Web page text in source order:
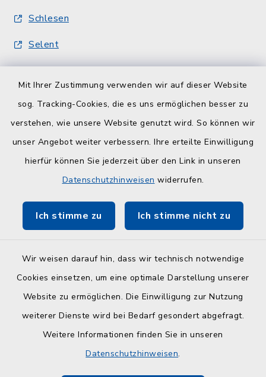
Mit Ihrer Zustimmung verwenden wir auf dieser Website
sog. Tracking-Cookies, die es uns ermöglichen besser zu
verstehen, wie unsere Website genutzt wird. So können wir
unser Angebot weiter verbessern. Ihre erteilte Einwilligung
hierfür können Sie jederzeit über den Link in unseren
Datenschutzhinweisen widerrufen.
Ich stimme zu Ich stimme nicht zu
Wir weisen darauf hin, dass wir technisch notwendige
Cookies einsetzen, um eine optimale Darstellung unserer
Website zu ermöglichen. Die Einwilligung zur Nutzung
weiterer Dienste wird bei Bedarf gesondert abgefragt.
Weitere Informationen finden Sie in unseren
Datenschutzhinweisen.
Schlesen
Selent
Quicklinks
Serviceportal Schleswig-Holstein
ZuFiSH
Am Selent/Schlesen MapOne
Barrierefreiheit